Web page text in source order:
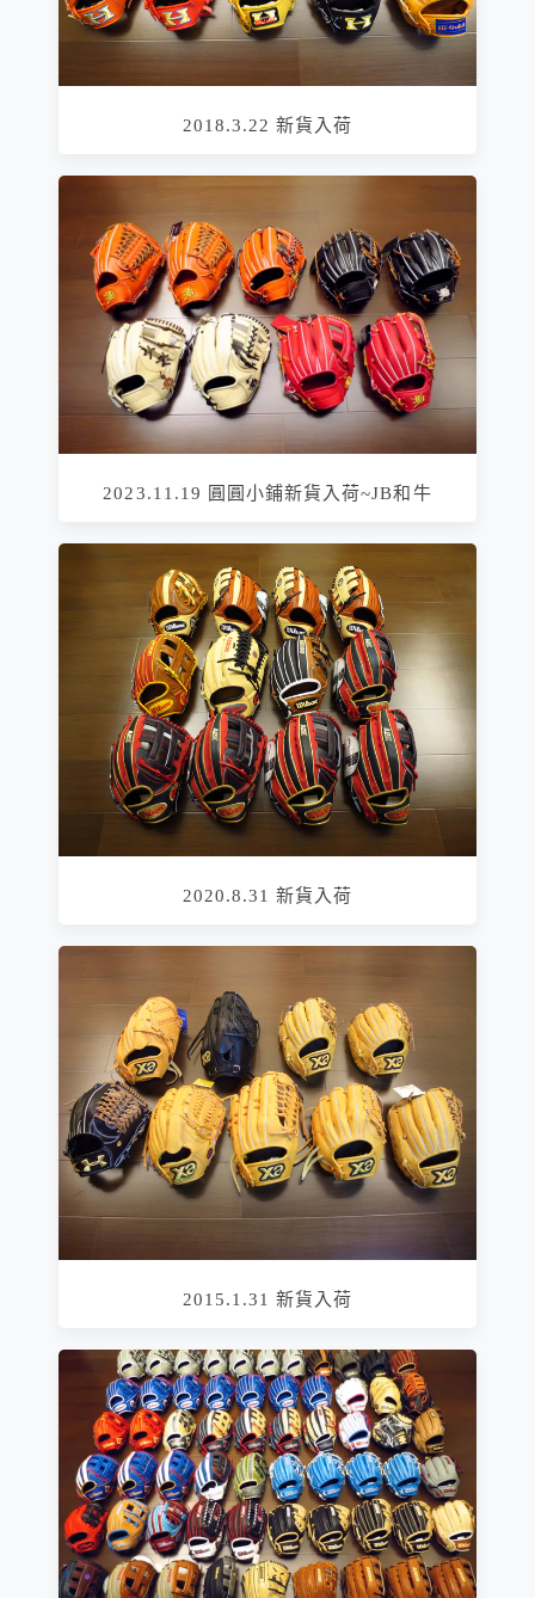
2018.3.22 新貨入荷
2023.11.19 圓圓小鋪新貨入荷~JB和牛
2020.8.31 新貨入荷
2015.1.31 新貨入荷